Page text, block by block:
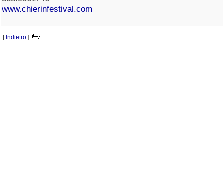
www.chierinfestival.com
[ Indietro ]